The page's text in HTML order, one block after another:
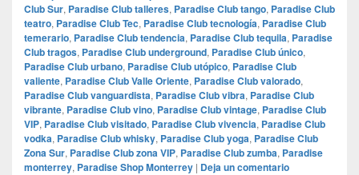
Club Sur, Paradise Club talleres, Paradise Club tango, Paradise Club
teatro, Paradise Club Tec, Paradise Club tecnología, Paradise Club
temerario, Paradise Club tendencia, Paradise Club tequila, Paradise
Club tragos, Paradise Club underground, Paradise Club único,
Paradise Club urbano, Paradise Club utópico, Paradise Club
valiente, Paradise Club Valle Oriente, Paradise Club valorado,
Paradise Club vanguardista, Paradise Club vibra, Paradise Club
vibrante, Paradise Club vino, Paradise Club vintage, Paradise Club
VIP, Paradise Club visitado, Paradise Club vivencia, Paradise Club
vodka, Paradise Club whisky, Paradise Club yoga, Paradise Club
Zona Sur, Paradise Club zona VIP, Paradise Club zumba, Paradise
monterrey, Paradise Shop Monterrey | Deja un comentario